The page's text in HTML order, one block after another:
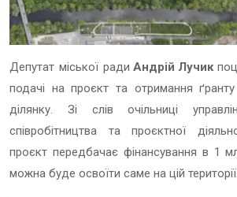
Депутат міської ради Андрій Лучик
подачі на проєкт та отримання
ділянку. Зі слів очільниці
співробітництва та проєктної
проєкт передбачає фінансування в 1
можна буде освоїти саме на цій території.